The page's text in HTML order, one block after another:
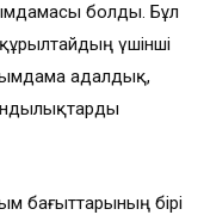
болды. Бұл
үшінші
адалдық,
бағыттарының бірі